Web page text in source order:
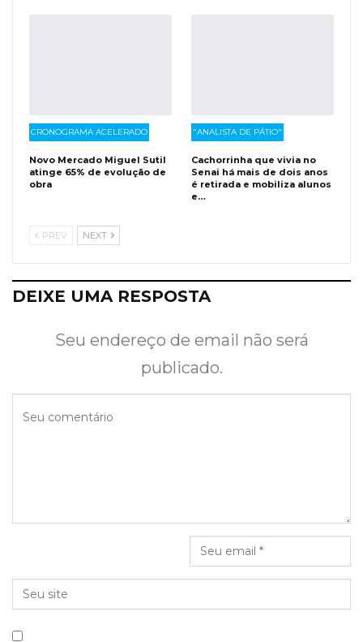
CRONOGRAMA ACELERADO
Novo Mercado Miguel Sutil
atinge 65% de evolução de
obra
"ANALISTA DE PÁTIO"
Cachorrinha que vivia no
Senai há mais de dois anos
é retirada e mobiliza alunos
e…
PREV NEXT
DEIXE UMA RESPOSTA
Seu endereço de email não será
publicado.